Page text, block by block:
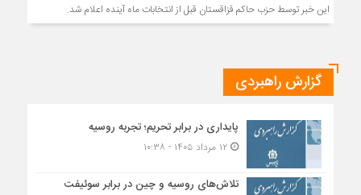
این خبر توسط حزب حاکم قزاقستان قبل از انتخابات ماه آینده اعلام شد.
گزارش راهبردی
پایداری در برابر تحریم؛ تجربه روسیه
۱۲ مرداد ۱۴۰۵ - ۱۰:۳۸
تلاش‌های روسیه و چین در برابر سوئیفت